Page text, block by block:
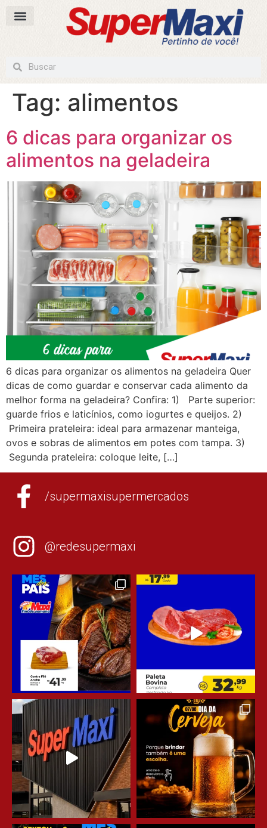
Tag: alimentos
6 dicas para organizar os
alimentos na geladeira
6 dicas para organizar os alimentos na geladeira Quer
dicas de como guardar e conservar cada alimento da
melhor forma na geladeira? Confira: 1) Parte superior:
guarde frios e laticínios, como iogurtes e queijos. 2)
Primeira prateleira: ideal para armazenar manteiga,
ovos e sobras de alimentos em potes com tampa. 3)
Segunda prateleira: coloque leite, […]
/supermaxisupermercados
@redesupermaxi